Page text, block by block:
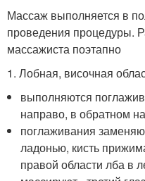
Массаж выполняется в
проведения процедуры.
массажиста поэтапно
1. Лобная, височная
выполняются
направо, в обратном
поглаживания
ладонью, кисть
правой области лба в